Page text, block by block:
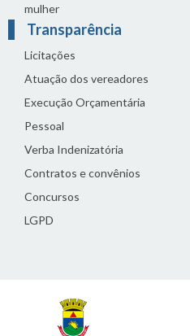
mulher
Transparência
Licitações
Atuação dos vereadores
Execução Orçamentária
Pessoal
Verba Indenizatória
Contratos e convênios
Concursos
LGPD